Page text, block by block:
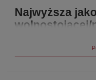
Najwyższa
wolnostojącej/
Wanna wolnostojąca
powstawanie rys czy